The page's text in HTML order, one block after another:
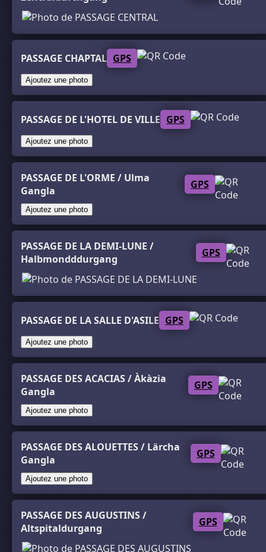
PASSAGE CHAPTAL GPS
Ajoutez une photo
PASSAGE DE L'HOTEL DE VILLE GPS
Ajoutez une photo
PASSAGE DE L'ORME / Ulma
Gangla
GPS
Ajoutez une photo
PASSAGE DE LA DEMI-LUNE /
Halbmondddurgang
GPS
PASSAGE DE LA SALLE D'ASILE GPS
Ajoutez une photo
PASSAGE DES ACACIAS / Àkàzia
Gangla
GPS
Ajoutez une photo
PASSAGE DES ALOUETTES / Lärcha
Gangla
GPS
Ajoutez une photo
PASSAGE DES AUGUSTINS /
Altspitaldurgang
GPS